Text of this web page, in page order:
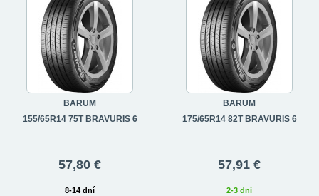
BARUM
155/65R14 75T BRAVURIS 6
57,80 €
8-14 dní
BARUM
175/65R14 82T BRAVURIS 6
57,91 €
2-3 dni